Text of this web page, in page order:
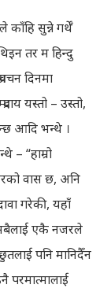
काँहि सुन्ने गर्थेँ
तर म हिन्दु
दिनमा
यस्तो – उस्तो,
आदि भन्थे ।
– “हाम्रो
वास छ, अनि
गरेकी, यहाँ
एकै नजरले
पनि मानिदैँन
परमात्मालाई